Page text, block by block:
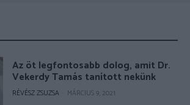
Az öt legfontosabb dolog, amit Dr.
Vekerdy Tamás tanított nekünk
RÉVÉSZ ZSUZSA MÁRCIUS 9, 2021